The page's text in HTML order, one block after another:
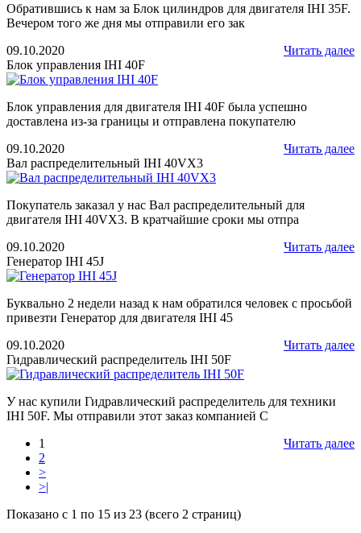
Обратившись к нам за Блок цилиндров для двигателя IHI 35F.
Вечером того же дня мы отправили его зак
Читать далее
09.10.2020
Блок управления IHI 40F
Блок управления для двигателя IHI 40F была успешно
доставлена из-за границы и отправлена покупателю
Читать далее
09.10.2020
Вал распределительный IHI 40VX3
Покупатель заказал у нас Вал распределительный для
двигателя IHI 40VX3. В кратчайшие сроки мы отпра
Читать далее
09.10.2020
Генератор IHI 45J
Буквально 2 недели назад к нам обратился человек с просьбой
привезти Генератор для двигателя IHI 45
Читать далее
09.10.2020
Гидравлический распределитель IHI 50F
У нас купили Гидравлический распределитель для техники
IHI 50F. Мы отправили этот заказ компанией С
Читать далее
1
2
>
>|
Показано с 1 по 15 из 23 (всего 2 страниц)